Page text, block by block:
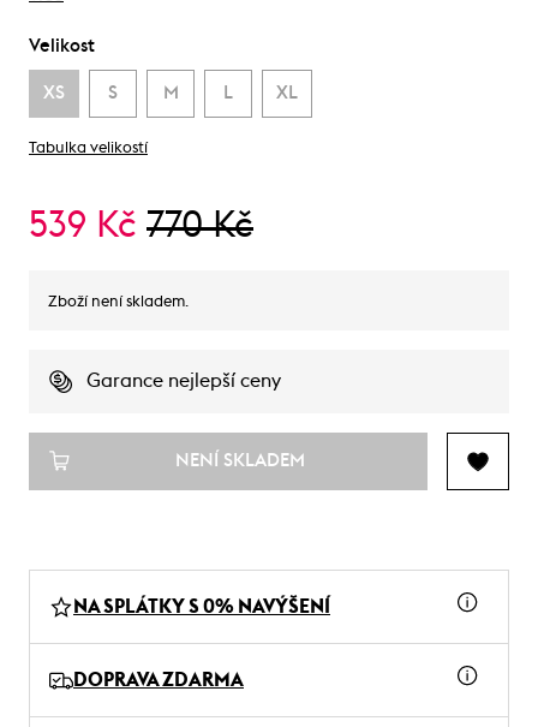
Velikost
XS S M L XL
Tabulka velikostí
539 Kč 770 Kč
Zboží není skladem.
Garance nejlepší ceny
NENÍ SKLADEM
NA SPLÁTKY S 0% NAVÝŠENÍ
DOPRAVA ZDARMA